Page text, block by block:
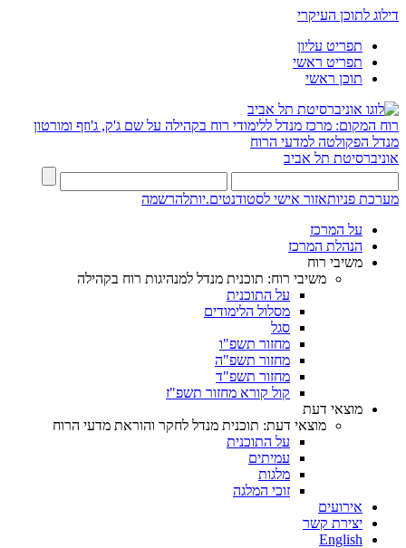
דילוג לתוכן העיקרי
תפריט עליון
תפריט ראשי
תוכן ראשי
רוח המקום: מרכז מנדל ללימודי רוח בקהילה על שם ג'ק, ג'וזף ומורטון
מנדל הפקולטה למדעי הרוח
אוניברסיטת תל אביב
מערכת פניותאזור אישי לסטודנטים.יותלהרשמה
על המרכז
הנהלת המרכז
משיבי רוח
משיבי רוח: תוכנית מנדל למנהיגות רוח בקהילה
על התוכנית
מסלול הלימודים
סגל
מחזור תשפ"ו
מחזור תשפ"ה
מחזור תשפ"ד
קול קורא מחזור תשפ"ז
מוצאי דעת
מוצאי דעת: תוכנית מנדל לחקר והוראת מדעי הרוח
על התוכנית
עמיתים
מלגות
זוכי המלגה
אירועים
יצירת קשר
English